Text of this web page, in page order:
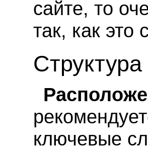
сайте, то
так, как
ключевые